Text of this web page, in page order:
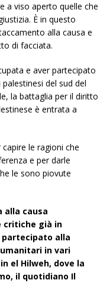
a viso aperto quelle che
È in questo
alla causa e
di facciata.
e aver partecipato
del sud del
la battaglia per il diritto
è entrata a
le ragioni che
e per darle
le sono piovute
alla causa
critiche già in
partecipato alla
in vari
el Hilweh, dove la
il quotidiano Il